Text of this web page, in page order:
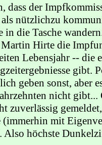
dass der
nützlichzu
in die Tasche
Hirte die
Lebensjahr -- die
gibt.
geben sonst, aber
nicht gibt...
zuverlässig
(immerhin mit
Also höchste